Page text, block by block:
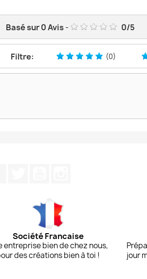
Basé sur0Avis- 0/5
Filtre: (0)
Société Francaise
entreprise bien de chez nous,
des créations bien à toi !
jour